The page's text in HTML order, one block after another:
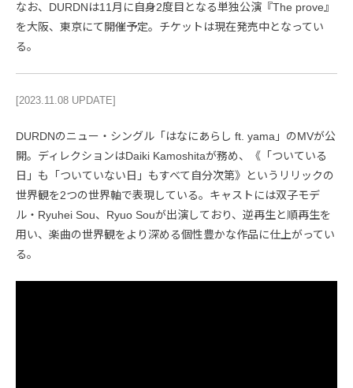
なお、DURDNは11月に自身2度目となる単独公演『The prove』
を大阪、東京にて開催予定。チケットは現在発売中となってい
る。
[2023.11.08 UPDATE]
DURDNのニュー・シングル「はなにあらし ft. yama」のMVが公
開。ディレクションはDaiki Kamoshitaが務め、《「ついている
日」も「ついていない日」もすべて自分次第》というリリックの
世界観を2つの世界軸で表現している。キャストには双子モデ
ル・Ryuhei Sou、Ryuo Souが出演しており、逆再生と順再生を
用い、楽曲の世界観をより深める個性豊かな作品に仕上がってい
る。